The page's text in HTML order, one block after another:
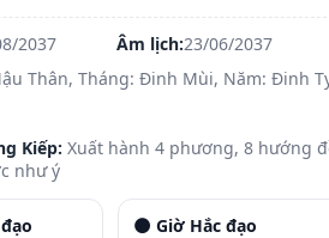
2037 Âm lịch:23/06/2037
Thân, Tháng: Đinh Mùi, Năm: Đinh
Kiếp: Xuất hành 4 phương, 8 hướng
như ý
🌑 Giờ Hắc đạo